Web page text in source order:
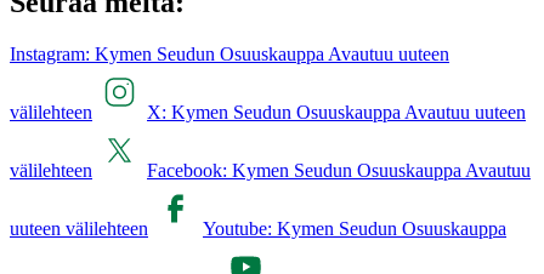
Instagram: Kymen Seudun Osuuskauppa Avautuu uuteen
välilehteen X: Kymen Seudun Osuuskauppa Avautuu uuteen
välilehteen Facebook: Kymen Seudun Osuuskauppa Avautuu
uuteen välilehteen Youtube: Kymen Seudun Osuuskauppa